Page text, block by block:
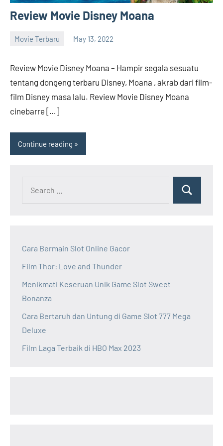
Rilis,
Review Movie Disney Moana
Movie Terbaru May 13, 2022
Review Movie Disney Moana – Hampir segala sesuatu
tentang dongeng terbaru Disney, Moana , akrab dari film-
film Disney masa lalu. Review Movie Disney Moana
cinebarre […]
Continue reading
Cara Bermain Slot Online Gacor
Film Thor: Love and Thunder
Menikmati Keseruan Unik Game Slot Sweet
Bonanza
Cara Bertaruh dan Untung di Game Slot 777 Mega
Deluxe
Film Laga Terbaik di HBO Max 2023